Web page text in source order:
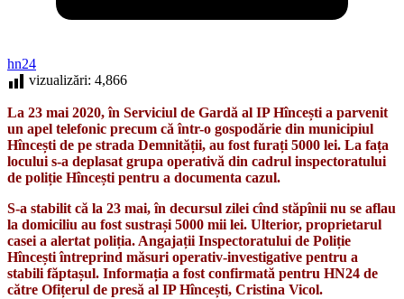
hn24
vizualizări: 4,866
La 23 mai 2020, în Serviciul de Gardă al IP Hîncești a parvenit
un apel telefonic precum că într-o gospodărie din municipiul
Hîncești de pe strada Demnității, au fost furați 5000 lei. La fața
locului s-a deplasat grupa operativă din cadrul inspectoratului
de poliție Hîncești pentru a documenta cazul.
S-a stabilit că la 23 mai, în decursul zilei cînd stăpînii nu se aflau
la domiciliu au fost sustrași 5000 mii lei. Ulterior, proprietarul
casei a alertat poliția. Angajații Inspectoratului de Poliție
Hîncești întreprind măsuri operativ-investigative pentru a
stabili făptașul. Informația a fost confirmată pentru HN24 de
către Ofițerul de presă al IP Hîncești, Cristina Vicol.